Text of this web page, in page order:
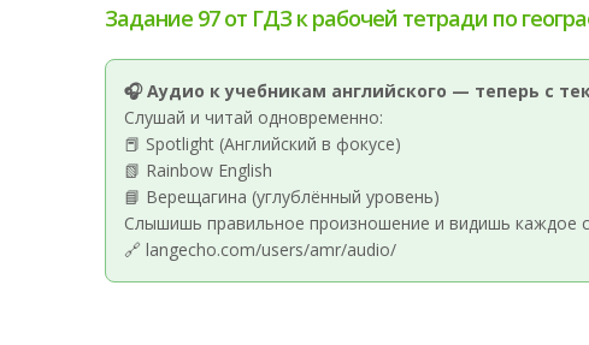
Задание 97 от ГДЗ к рабочей тетради по
🎧 Аудио к учебникам английского — теперь с
Слушай и читай одновременно:
📕 Spotlight (Английский в фокусе)
📗 Rainbow English
📘 Верещагина (углублённый уровень)
Слышишь правильное произношение и видишь каждое
🔗 langecho.com/users/amr/audio/